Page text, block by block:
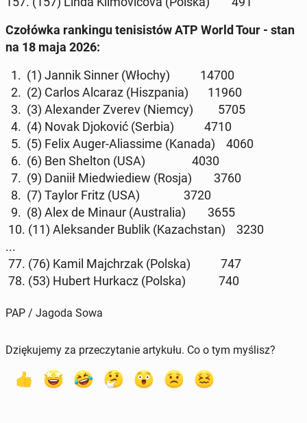
Czo­łów­ka ran­kin­gu te­ni­si­stów ATP World Tour - stan
na 18 maja 2026:
1. (1) Jannik Sinner (Włochy) 14700
2. (2) Carlos Alcaraz (Hisz­pa­nia) 11960
3. (3) Ale­xan­der Zverev (Niemcy) 5705
4. (4) Novak Djo­ko­vić (Serbia) 4710
5. (5) Felix Auger-Alias­si­me (Kanada) 4060
6. (6) Ben Shelton (USA) 4030
7. (9) Daniił Mie­dwie­diew (Rosja) 3760
8. (7) Taylor Fritz (USA) 3720
9. (8) Alex de Minaur (Au­stra­lia) 3655
10. (11) Alek­san­der Bublik (Ka­zach­stan) 3230
...
77. (76) Kamil Maj­chrzak (Polska) 747
78. (53) Hubert Hurkacz (Polska) 740
PAP / Jagoda Sowa
Dziękujemy za przeczytanie artykułu. Co o tym myślisz?